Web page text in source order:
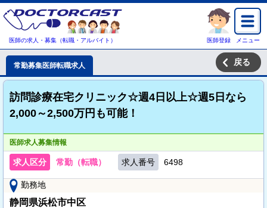
医師の求人・募集（転職・アルバイト） 医師登録 メニュー
常勤募集医師転職求人 戻る
訪問診療在宅クリニック☆週4日以上☆週5日なら
2,000～2,500万円も可能！
医師求人募集情報
求人区分 常勤（転職） 求人番号 6498
勤務地
静岡県浜松市中区